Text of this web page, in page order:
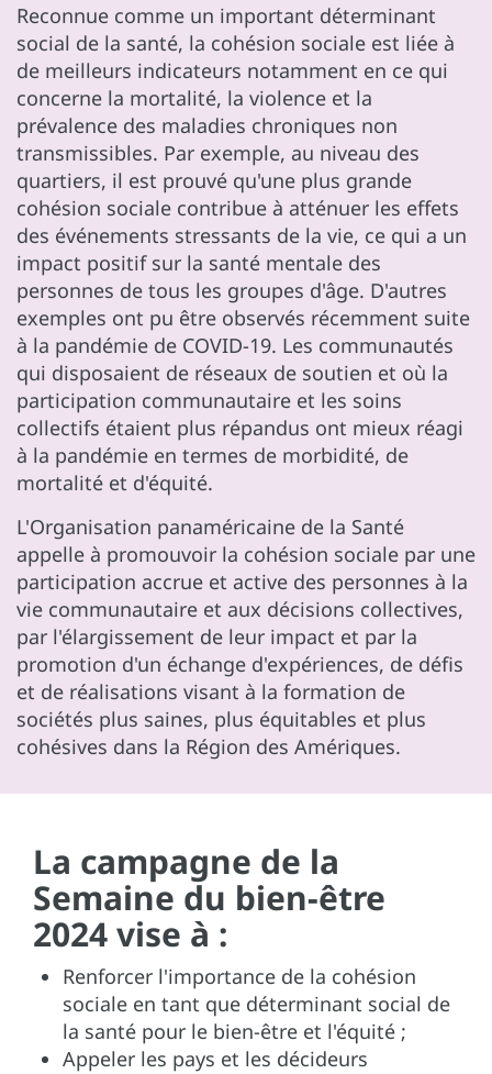
Reconnue comme un important déterminant
social de la santé, la cohésion sociale est liée à
de meilleurs indicateurs notamment en ce qui
concerne la mortalité, la violence et la
prévalence des maladies chroniques non
transmissibles. Par exemple, au niveau des
quartiers, il est prouvé qu'une plus grande
cohésion sociale contribue à atténuer les effets
des événements stressants de la vie, ce qui a un
impact positif sur la santé mentale des
personnes de tous les groupes d'âge. D'autres
exemples ont pu être observés récemment suite
à la pandémie de COVID-19. Les communautés
qui disposaient de réseaux de soutien et où la
participation communautaire et les soins
collectifs étaient plus répandus ont mieux réagi
à la pandémie en termes de morbidité, de
mortalité et d'équité.
L'Organisation panaméricaine de la Santé
appelle à promouvoir la cohésion sociale par une
participation accrue et active des personnes à la
vie communautaire et aux décisions collectives,
par l'élargissement de leur impact et par la
promotion d'un échange d'expériences, de défis
et de réalisations visant à la formation de
sociétés plus saines, plus équitables et plus
cohésives dans la Région des Amériques.
La campagne de la
Semaine du bien-être
2024 vise à :
Renforcer l'importance de la cohésion
sociale en tant que déterminant social de
la santé pour le bien-être et l'équité ;
Appeler les pays et les décideurs